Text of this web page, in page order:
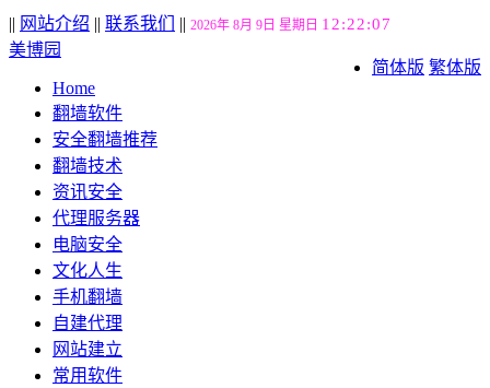
|| 网站介绍 || 联系我们 || 2026年 8月 9日 星期日 12:22:08
简体版 繁体版
美博园
Home
翻墙软件
安全翻墙推荐
翻墙技术
资讯安全
代理服务器
电脑安全
文化人生
手机翻墙
自建代理
网站建立
常用软件